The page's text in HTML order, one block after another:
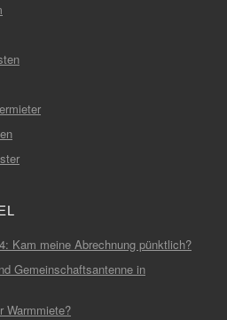
Kam meine Abrechnung pünktlich?
Gemeinschaftsantenne in
Warmmiete?